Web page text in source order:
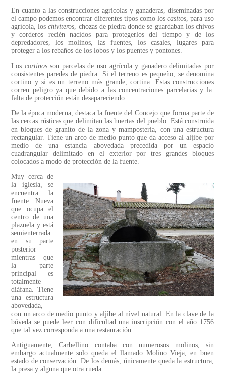
En cuanto a las construcciones agrícolas y ganaderas, diseminadas por
el campo podemos encontrar diferentes tipos como los casitos, para uso
agrícola, loschiviteros, chozas de piedra donde se guardaban los chivos
y corderos recién nacidos para protegerlos del tiempo y de los
depredadores, los molinos, las fuentes, los casales, lugares para
proteger a los rebaños de los lobos y los puentes y pontones.
Los cortinosson parcelas de uso agrícola y ganadero delimitadas por
consistentes paredes de piedra. Si el terreno es pequeño, se denomina
cortino y si es un terreno más grande, cortina. Estas construcciones
corren peligro ya que debido a las concentraciones parcelarias y la
falta de protección están desapareciendo.
De la época moderna, destaca la fuente del Concejo que forma parte de
las cercas rústicas que delimitan las huertas del pueblo. Está construida
en bloques de granito de la zona y mampostería, con una estructura
rectangular. Tiene un arco de medio punto que da acceso al aljibe por
medio de una estancia abovedada precedida por un espacio
cuadrangular delimitado en el exterior por tres grandes bloques
colocados a modo de protección de la fuente.
Muy cerca de
la iglesia, se
encuentra la
fuente Nueva
que ocupa el
centro de una
plazuela y está
semienterrada
en su parte
posterior
mientras que
la parte
principal es
totalmente
diáfana. Tiene
una estructura
abovedada,
con un arco de medio punto y aljibe al nivel natural. En la clave de la
bóveda se puede leer con dificultad una inscripción con el año 1756
que tal vez corresponda a una restauración.
Antiguamente, Carbellino contaba con numerosos molinos, sin
embargo actualmente solo queda el llamado Molino Vieja, en buen
estado de conservación. De los demás, únicamente queda la estructura,
la presa y alguna que otra rueda.